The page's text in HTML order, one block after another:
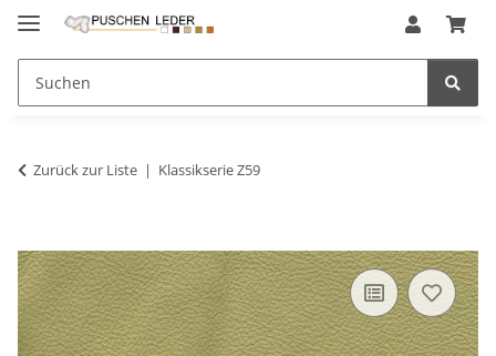
Zurück zur Liste Klassikserie Z59